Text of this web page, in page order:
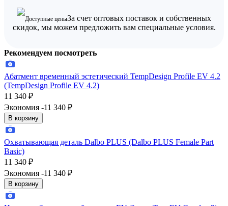
Доступные ценыЗа счет оптовых поставок и собственных
скидок, мы можем предложить вам специальные условия.
Рекомендуем посмотреть
Абатмент временный эстетический TempDesign Profile EV 4.2
(TempDesign Profile EV 4.2)
11 340 ₽
Экономия -11 340 ₽
В корзину
Охватывающая деталь Dalbo PLUS (Dalbo PLUS Female Part
Basic)
11 340 ₽
Экономия -11 340 ₽
В корзину